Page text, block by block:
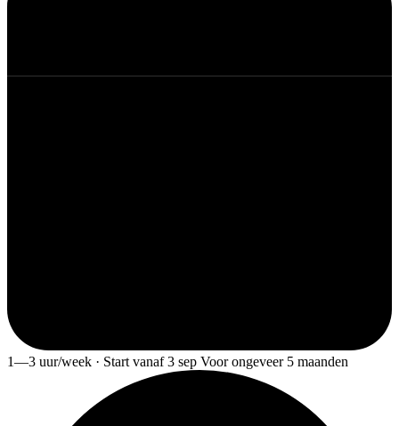
1—3 uur/week · Start vanaf 3 sep Voor ongeveer 5 maanden